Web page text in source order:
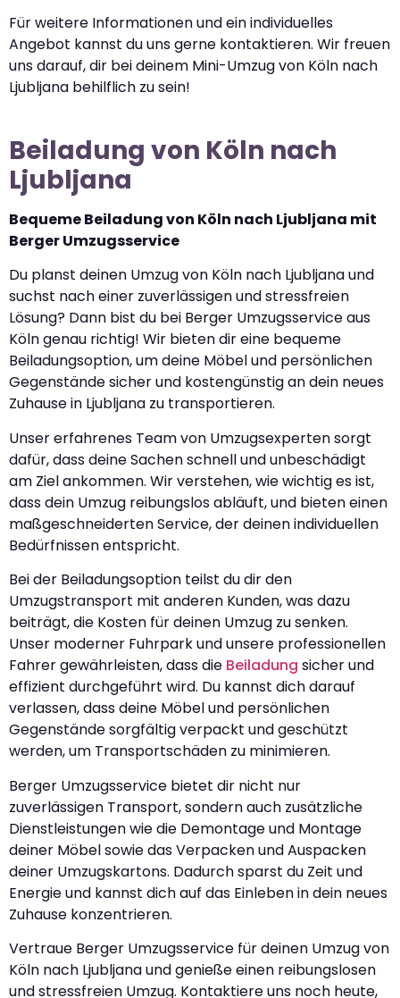
Für weitere Informationen und ein individuelles
Angebot kannst du uns gerne kontaktieren. Wir freuen
uns darauf, dir bei deinem Mini-Umzug von Köln nach
Ljubljana behilflich zu sein!
Beiladung von Köln nach
Ljubljana
Bequeme Beiladung von Köln nach Ljubljana mit
Berger Umzugsservice
Du planst deinen Umzug von Köln nach Ljubljana und
suchst nach einer zuverlässigen und stressfreien
Lösung? Dann bist du bei Berger Umzugsservice aus
Köln genau richtig! Wir bieten dir eine bequeme
Beiladungsoption, um deine Möbel und persönlichen
Gegenstände sicher und kostengünstig an dein neues
Zuhause in Ljubljana zu transportieren.
Unser erfahrenes Team von Umzugsexperten sorgt
dafür, dass deine Sachen schnell und unbeschädigt
am Ziel ankommen. Wir verstehen, wie wichtig es ist,
dass dein Umzug reibungslos abläuft, und bieten einen
maßgeschneiderten Service, der deinen individuellen
Bedürfnissen entspricht.
Bei der Beiladungsoption teilst du dir den
Umzugstransport mit anderen Kunden, was dazu
beiträgt, die Kosten für deinen Umzug zu senken.
Unser moderner Fuhrpark und unsere professionellen
Fahrer gewährleisten, dass die Beiladung sicher und
effizient durchgeführt wird. Du kannst dich darauf
verlassen, dass deine Möbel und persönlichen
Gegenstände sorgfältig verpackt und geschützt
werden, um Transportschäden zu minimieren.
Berger Umzugsservice bietet dir nicht nur
zuverlässigen Transport, sondern auch zusätzliche
Dienstleistungen wie die Demontage und Montage
deiner Möbel sowie das Verpacken und Auspacken
deiner Umzugskartons. Dadurch sparst du Zeit und
Energie und kannst dich auf das Einleben in dein neues
Zuhause konzentrieren.
Vertraue Berger Umzugsservice für deinen Umzug von
Köln nach Ljubljana und genieße einen reibungslosen
und stressfreien Umzug. Kontaktiere uns noch heute,